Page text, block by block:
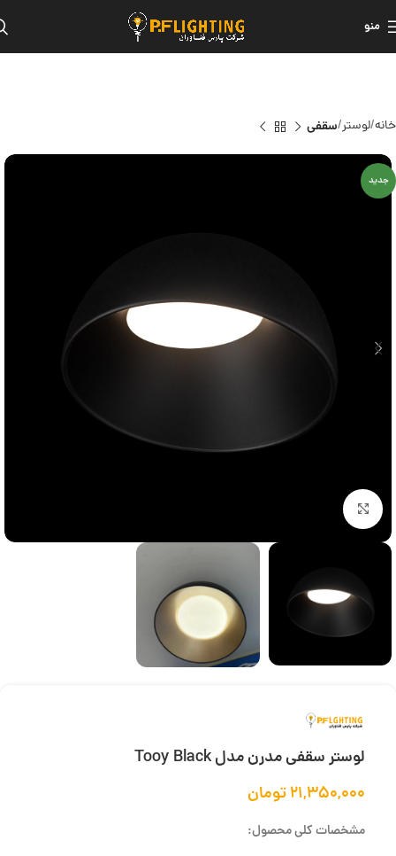
منو
خانه لوستر سقفی
جدید
بزرگنمایی تصویر
لوستر سقفی مدرن مدل Tooy Black
۲۱,۳۵۰,۰۰۰تومان
مشخصات کلی محصول: